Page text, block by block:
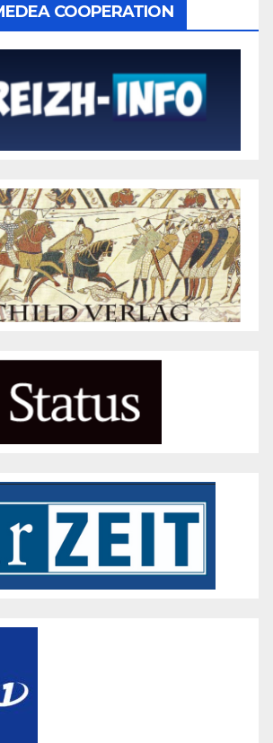
COOPERATION